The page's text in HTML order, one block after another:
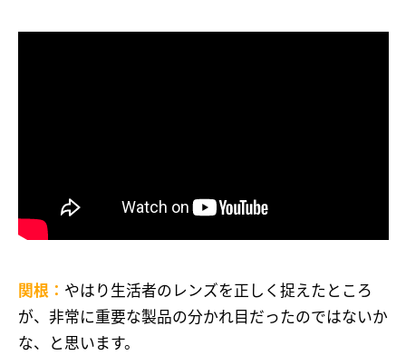
関根： やはり生活者のレンズを正しく捉えたところ
が、非常に重要な製品の分かれ目だったのではないか
な、と思います。